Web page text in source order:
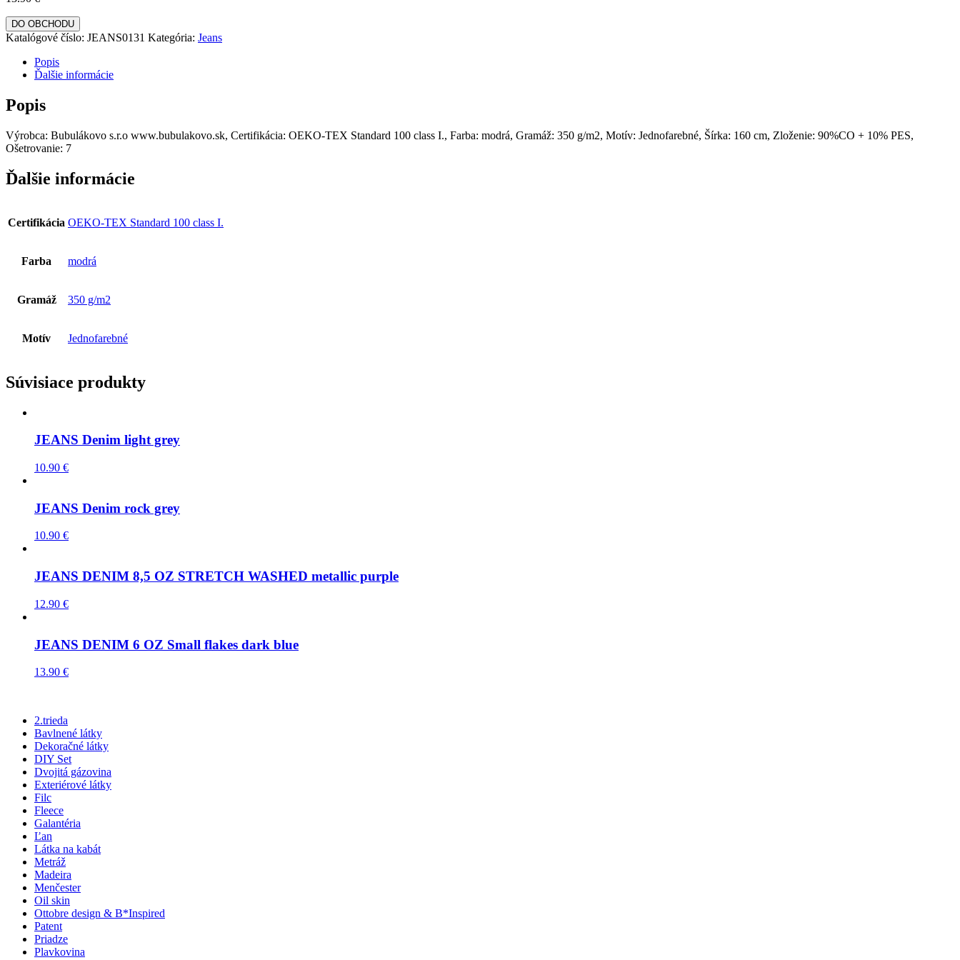
DO OBCHODU
Katalógové číslo: JEANS0131 Kategória: Jeans
Popis
Ďalšie informácie
Popis
Výrobca: Bubulákovo s.r.o www.bubulakovo.sk, Certifikácia: OEKO-TEX Standard 100 class I., Farba: modrá, Gramáž: 350 g/m2, Motív: Jednofarebné, Šírka: 160 cm, Zloženie: 90%CO + 10% PES,
Ošetrovanie: 7
Ďalšie informácie
Certifikácia OEKO-TEX Standard 100 class I.
Farba modrá
Gramáž 350 g/m2
Motív Jednofarebné
Súvisiace produkty
JEANS Denim light grey
10.90 €
JEANS Denim rock grey
10.90 €
JEANS DENIM 8,5 OZ STRETCH WASHED metallic purple
12.90 €
JEANS DENIM 6 OZ Small flakes dark blue
13.90 €
2.trieda
Bavlnené látky
Dekoračné látky
DIY Set
Dvojitá gázovina
Exteriérové látky
Filc
Fleece
Galantéria
Ľan
Látka na kabát
Metráž
Madeira
Menčester
Oil skin
Ottobre design & B*Inspired
Patent
Priadze
Plavkovina